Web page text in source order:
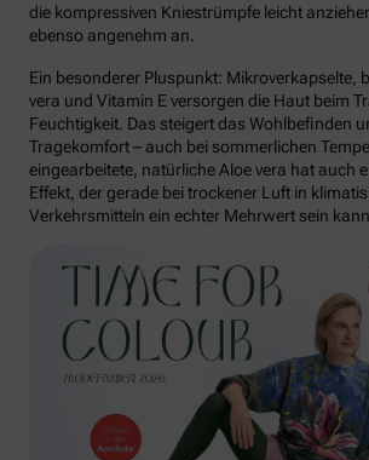
die kompressiven Kniestrümpfe leicht
ebenso angenehm an.
Ein besonderer Pluspunkt: Mikroverkapselte,
vera und Vitamin E versorgen die Haut beim
Feuchtigkeit. Das steigert das Wohlbefinden
Tragekomfort – auch bei sommerlichen
eingearbeitete, natürliche Aloe vera hat auch
Effekt, der gerade bei trockener Luft in
Verkehrsmitteln ein echter Mehrwert sein kann.